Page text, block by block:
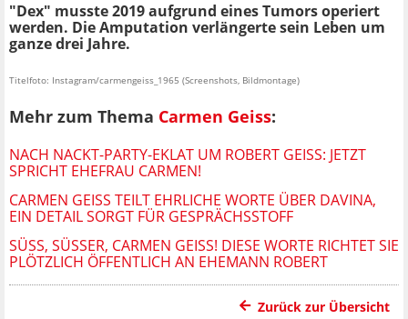
"Dex" musste 2019 aufgrund eines Tumors operiert
werden. Die Amputation verlängerte sein Leben um
ganze drei Jahre.
Titelfoto: Instagram/carmengeiss_1965 (Screenshots, Bildmontage)
Mehr zum Thema Carmen Geiss:
NACH NACKT-PARTY-EKLAT UM ROBERT GEISS: JETZT
SPRICHT EHEFRAU CARMEN!
CARMEN GEISS TEILT EHRLICHE WORTE ÜBER DAVINA,
EIN DETAIL SORGT FÜR GESPRÄCHSSTOFF
SÜSS, SÜSSER, CARMEN GEISS! DIESE WORTE RICHTET SIE PL
ÖTZLICH ÖFFENTLICH AN EHEMANN ROBERT
Zurück zur Übersicht